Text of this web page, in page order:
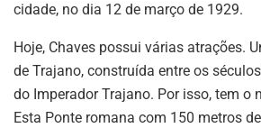
cidade, no dia 12 de março de 1929.
Hoje, Chaves possui várias atrações.
de Trajano, construída entre os
do Imperador Trajano. Por isso, tem o
Esta Ponte romana com 150 metros